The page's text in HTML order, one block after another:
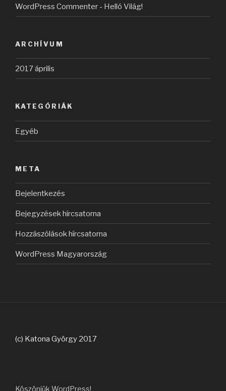
WordPress Commenter - Helló Világ!
ARCHÍVUM
2017 április
KATEGÓRIÁK
Egyéb
META
Bejelentkezés
Bejegyzések hírcsatorna
Hozzászólások hírcsatorna
WordPress Magyarország
(c) Katona György 2017
Köszönjük WordPress!